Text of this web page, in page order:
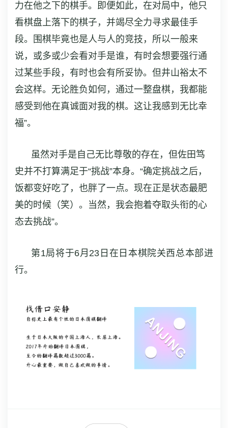
力在他之下的棋手。即便如此，在对局中，他只
看棋盘上落下的棋子，并竭尽全力寻求最佳手
段。围棋毕竟也是人与人的竞技，所以一般来
说，或多或少会看对手是谁，有时会想要强行通
过某些手段，有时也会有所妥协。但井山裕太不
会这样。无论胜负如何，通过一整盘棋，我都能
感受到他在真诚面对我的棋。这让我感到无比幸
福”。
虽然对手是自己无比尊敬的存在，但佐田笃
史并不打算满足于“挑战”本身。“确定挑战之后，
饭都变好吃了，也胖了一点。现在正是状态最肥
美的时候（笑）。当然，我会抱着夺取头衔的心
态去挑战”。
第1局将于6月23日在日本棋院关西总本部进
行。